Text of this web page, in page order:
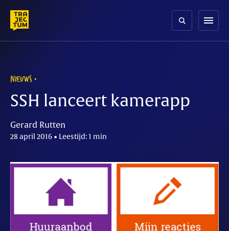
content
menu
NIEUWS
SSH lanceert kamerapp
Gerard Rutten
28 april 2016 • Leestijd: 1 min